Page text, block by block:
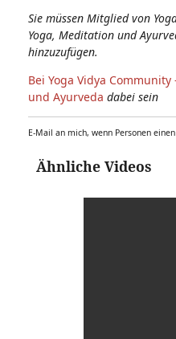
Sie müssen Mitglied von
Yoga, Meditation und
hinzuzufügen.
Bei Yoga Vidya
und Ayurveda dabei sein
E-Mail an mich, wenn Personen
Ähnliche Videos